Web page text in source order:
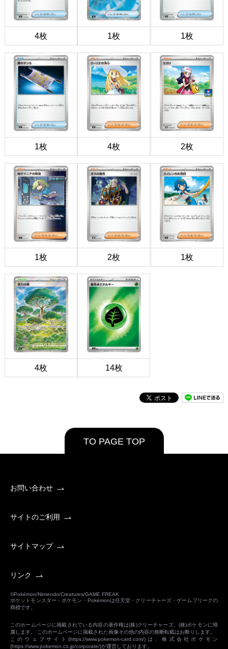
4枚 1枚 1枚
1枚 4枚 2枚
1枚 2枚 1枚
4枚 14枚
TO PAGE TOP
お問い合わせ
サイトのご利用
サイトマップ
リンク
©Pokémon/Nintendo/Creatures/GAME FREAK
ポケットモンスター・ポケモン・Pokémonは任天堂・クリーチャーズ・ゲームフリークの
商標です。
このホームページに掲載されている内容の著作権は(株)クリーチャーズ、(株)ポケモンに帰
属します。 このホームページに掲載された画像その他の内容の無断転載はお断りします。
このウェブサイト(https://www.pokemon-card.com/)は、株式会社ポケモン
(https://www.pokemon.co.jp/corporate/)が運営しております。